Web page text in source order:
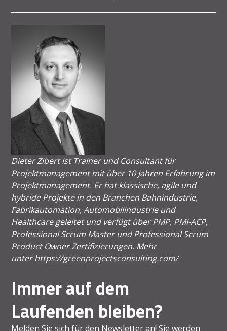
Dieter Zibert ist Trainer und Consultant für
Projektmanagement mit über 10 Jahren Erfahrung im
Projektmanagement. Er hat klassische, agile und
hybride Projekte in den Branchen Bahnindustrie,
Fabrikautomation, Automobilindustrie und
Healthcare geleitet und verfügt über PMP, PMI-ACP,
Professional Scrum Master und Professional Scrum
Product Owner Zertifizierungen. Mehr
unterhttps://greenprojectsconsulting.com/
Immer auf dem
Laufenden bleiben?
Melden Sie sich für den Newsletter an! Sie werden